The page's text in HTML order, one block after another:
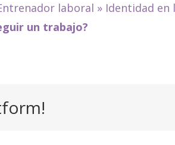
laboral » Identidad en
un trabajo?